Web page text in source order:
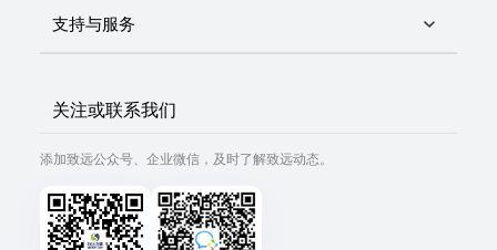
支持与服务
关注或联系我们
添加致远公众号、企业微信，及时了解致远动态。